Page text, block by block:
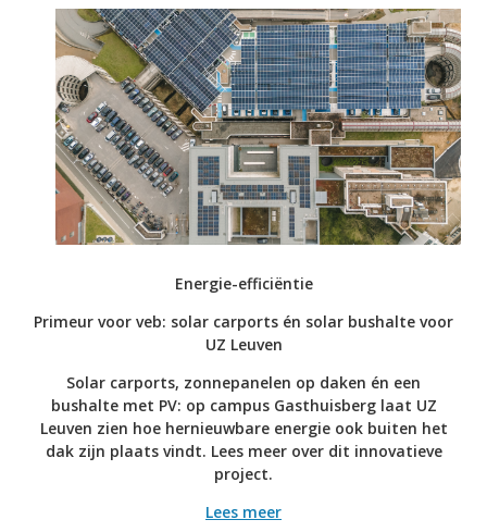
Energie-efficiëntie
Primeur voor veb: solar carports én solar bushalte voor
UZ Leuven
Solar carports, zonnepanelen op daken én een
bushalte met PV: op campus Gasthuisberg laat UZ
Leuven zien hoe hernieuwbare energie ook buiten het
dak zijn plaats vindt. Lees meer over dit innovatieve
project.
Lees meer